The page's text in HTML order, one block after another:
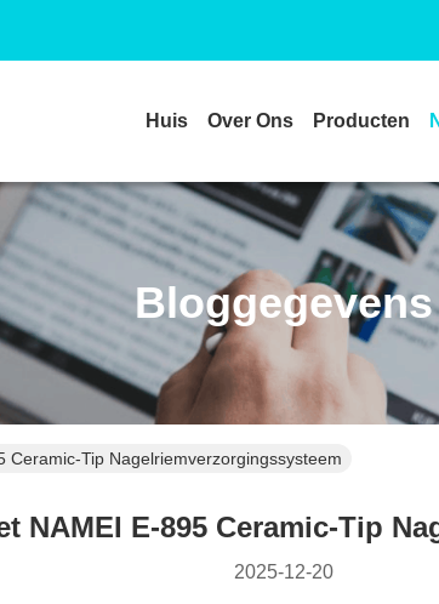
Huis Over Ons Producten
Bloggegevens
Ceramic-Tip Nagelriemverzorgingssysteem
NAMEI E-895 Ceramic-Tip
2025-12-20